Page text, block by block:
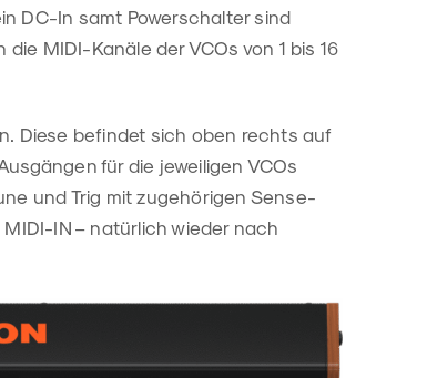
DC-In samt Powerschalter sind
MIDI-Kanäle der VCOs von 1 bis 16
Diese befindet sich oben rechts auf
für die jeweiligen VCOs
und Trig mit zugehörigen Sense-
IN – natürlich wieder nach